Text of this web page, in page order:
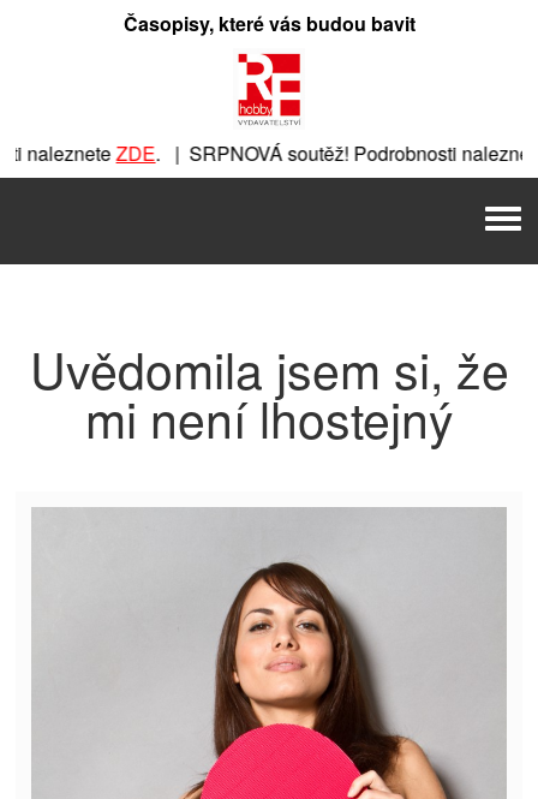
Časopisy, které vás budou bavit
nalezneteZDE. | SRPNOVÁ soutěž! Podrobnosti naleznete
. |
Uvědomila jsem si, že
mi není lhostejný